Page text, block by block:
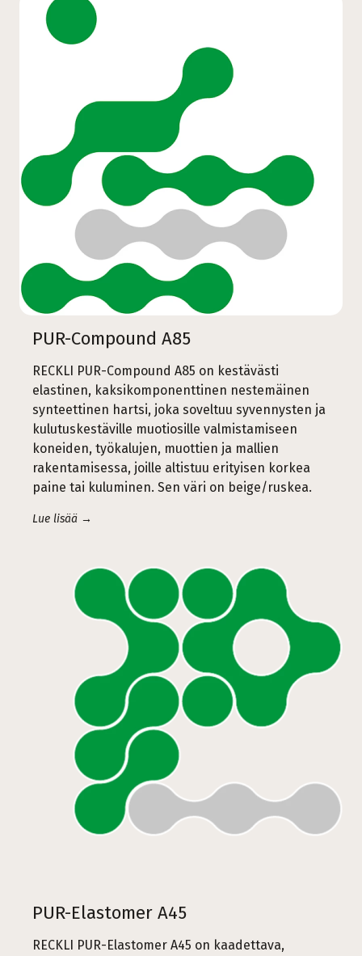
PUR-Compound A85
RECKLI PUR-Compound A85 on kestävästi
elastinen, kaksikomponenttinen nestemäinen
synteettinen hartsi, joka soveltuu syvennysten ja
kulutuskestäville muotiosille valmistamiseen
koneiden, työkalujen, muottien ja mallien
rakentamisessa, joille altistuu erityisen korkea
paine tai kuluminen. Sen väri on beige/ruskea.
Lue lisää →
PUR-Elastomer A45
RECKLI PUR-Elastomer A45 on kaadettava,